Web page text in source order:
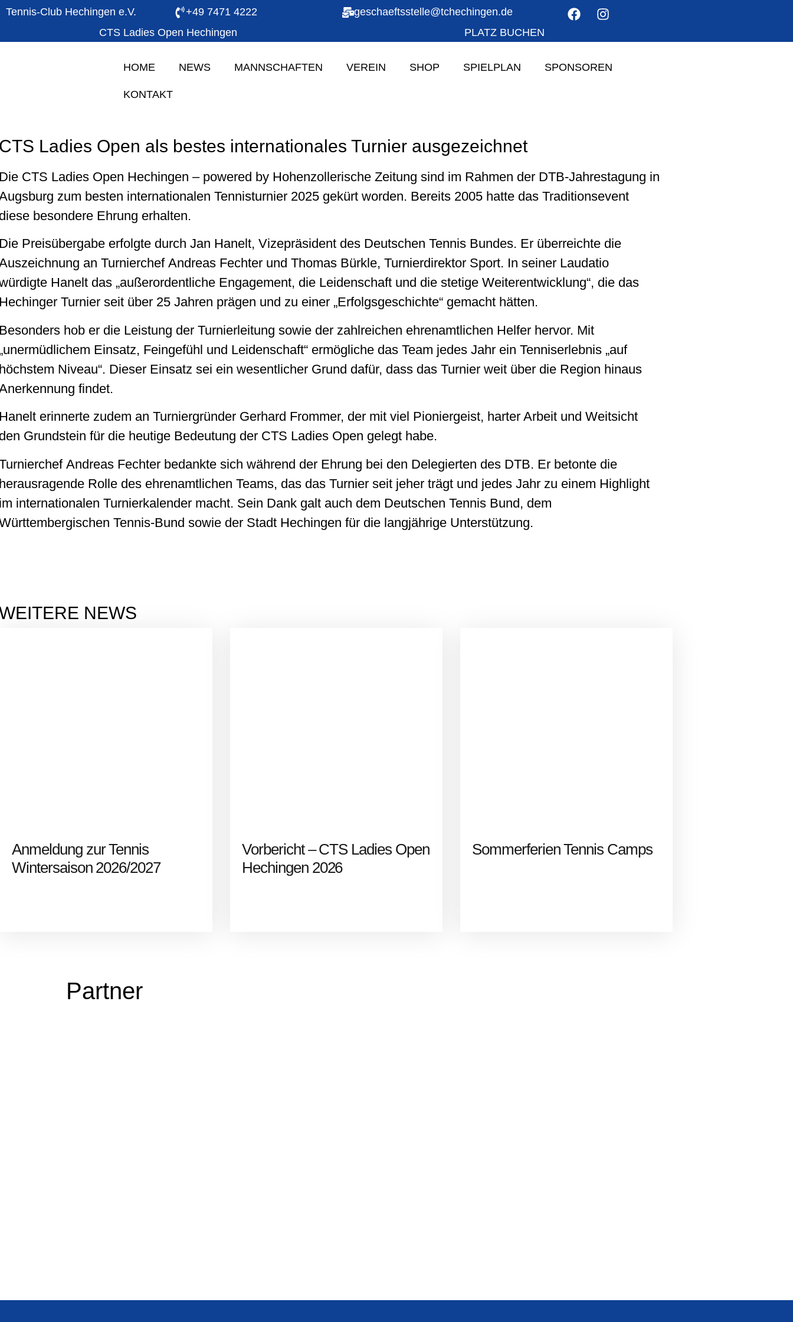
Tennis-Club Hechingen e.V. +49 7471 4222
geschaeftsstelle@tchechingen.de
CTS Ladies Open Hechingen
PLATZ BUCHEN
HOME NEWS MANNSCHAFTEN VEREIN SHOP SPIELPLAN SPONSOREN
KONTAKT
Ladies Open als bestes internationales Turnier ausgezeichnet
CTS Ladies Open Hechingen – powered by Hohenzollerische Zeitung sind im Rahmen der DTB-Jahrestagung in
zum besten internationalen Tennisturnier 2025 gekürt worden. Bereits 2005 hatte das Traditionsevent
besondere Ehrung erhalten.
Preisübergabe erfolgte durch Jan Hanelt, Vizepräsident des Deutschen Tennis Bundes. Er überreichte die
an Turnierchef Andreas Fechter und Thomas Bürkle, Turnierdirektor Sport. In seiner Laudatio
Hanelt das „außerordentliche Engagement, die Leidenschaft und die stetige Weiterentwicklung“, die das
Turnier seit über 25 Jahren prägen und zu einer „Erfolgsgeschichte“ gemacht hätten.
hob er die Leistung der Turnierleitung sowie der zahlreichen ehrenamtlichen Helfer hervor. Mit
Einsatz, Feingefühl und Leidenschaft“ ermögliche das Team jedes Jahr ein Tenniserlebnis „auf
Niveau“. Dieser Einsatz sei ein wesentlicher Grund dafür, dass das Turnier weit über die Region hinaus
findet.
erinnerte zudem an Turniergründer Gerhard Frommer, der mit viel Pioniergeist, harter Arbeit und Weitsicht
Grundstein für die heutige Bedeutung der CTS Ladies Open gelegt habe.
Andreas Fechter bedankte sich während der Ehrung bei den Delegierten des DTB. Er betonte die
Rolle des ehrenamtlichen Teams, das das Turnier seit jeher trägt und jedes Jahr zu einem Highlight
internationalen Turnierkalender macht. Sein Dank galt auch dem Deutschen Tennis Bund, dem
Tennis-Bund sowie der Stadt Hechingen für die langjährige Unterstützung.
NEWS
Anmeldung zur Tennis
Wintersaison 2026/2027
Vorbericht – CTS Ladies Open
Hechingen 2026
Sommerferien Tennis Camps
Partner